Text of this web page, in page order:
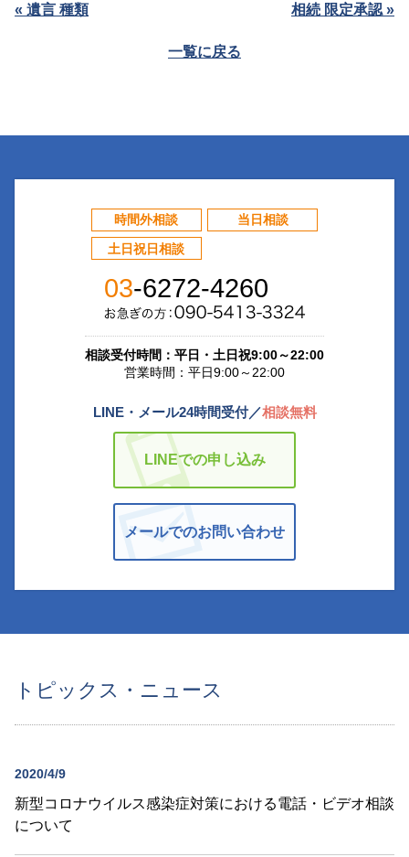
« 遺言 種類 相続 限定承認 »
一覧に戻る
時間外相談
当日相談
土日祝日相談
03-6272-4260
相談受付時間：平日・土日祝9:00～22:00
営業時間：平日9:00～22:00
LINE・メール24時間受付／相談無料
LINEでの申し込み
メールでのお問い合わせ
トピックス・ニュース
2020/4/9
新型コロナウイルス感染症対策における電話・ビデオ相談
について